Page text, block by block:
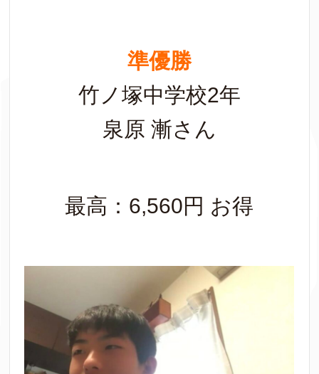
準優勝
竹ノ塚中学校2年
泉原 漸さん
最高：6,560円 お得